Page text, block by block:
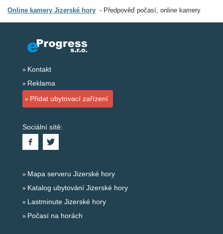
Online kamery Jizerské hory
Předpověď počasí, online kamery
Kontakt
Reklama
Přidat ubytovací zařízení
Sociální sítě:
Mapa serveru Jizerské hory
Katalog ubytování Jizerské hory
Lastminute Jizerské hory
Počasí na horách